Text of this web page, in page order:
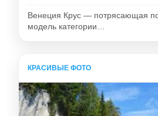
Венеция Крус — потрясающая
модель категории…
КРАСИВЫЕ ФОТО